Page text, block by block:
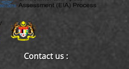
Contact us :